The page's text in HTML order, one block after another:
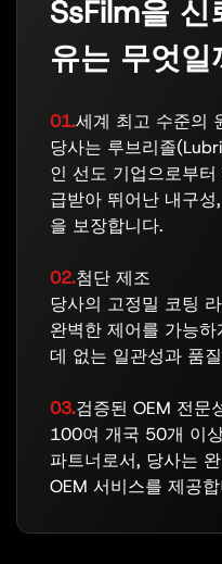
SsFilm을
유는 무엇일
01.세계 최고 수준의
당사는 루브리졸
인 선도 기업으로부
급받아 뛰어난 내구
을 보장합니다.
02.첨단 제조
당사의 고정밀 코팅
완벽한 제어를 가능
데 없는 일관성과 품
03.검증된 OEM 전문
100여 개국 50개 이
파트너로서, 당사는
OEM 서비스를 제공